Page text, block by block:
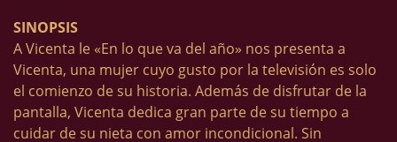
SINOPSIS
A Vicenta le «En lo que va del año» nos presenta a
Vicenta, una mujer cuyo gusto por la televisión es solo
el comienzo de su historia. Además de disfrutar de la
pantalla, Vicenta dedica gran parte de su tiempo a
cuidar de su nieta con amor incondicional. Sin